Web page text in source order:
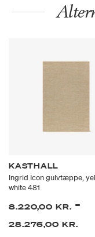
KASTHALL
Ingrid Icon gulvtæppe,
white 481
8.220,00 KR. -
28.276,00 KR.